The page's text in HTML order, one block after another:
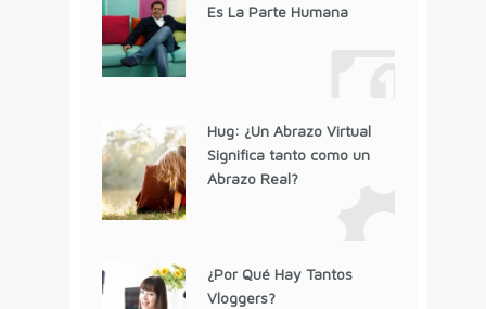
Es La Parte Humana
Hug: ¿Un Abrazo Virtual
Significa tanto como un
Abrazo Real?
¿Por Qué Hay Tantos
Vloggers?